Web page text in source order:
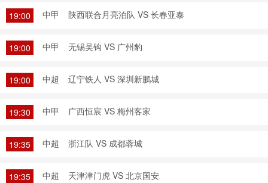
19:00 中甲 陕西联合月亮泊队 VS 长春亚泰
19:00 中甲 无锡吴钩 VS 广州豹
19:00 中超 辽宁铁人 VS 深圳新鹏城
19:30 中甲 广西恒宸 VS 梅州客家
19:35 中超 浙江队 VS 成都蓉城
19:35 中超 天津津门虎 VS 北京国安